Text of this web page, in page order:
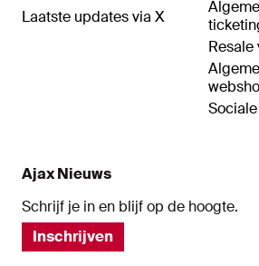
Laatste updates via X
Ajax Nieuws
Schrijf je in en blijf op de hoogte.
Inschrijven